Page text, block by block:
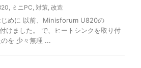
ミニPC 対策 改造
めに 以前、Minisforum U820の
けました。 で、ヒートシンクを取り付
を 少々無理 ...